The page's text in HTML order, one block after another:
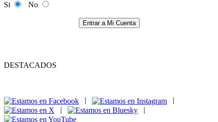
Si
No
Entrar a Mi Cuenta
DESTACADOS
|
|